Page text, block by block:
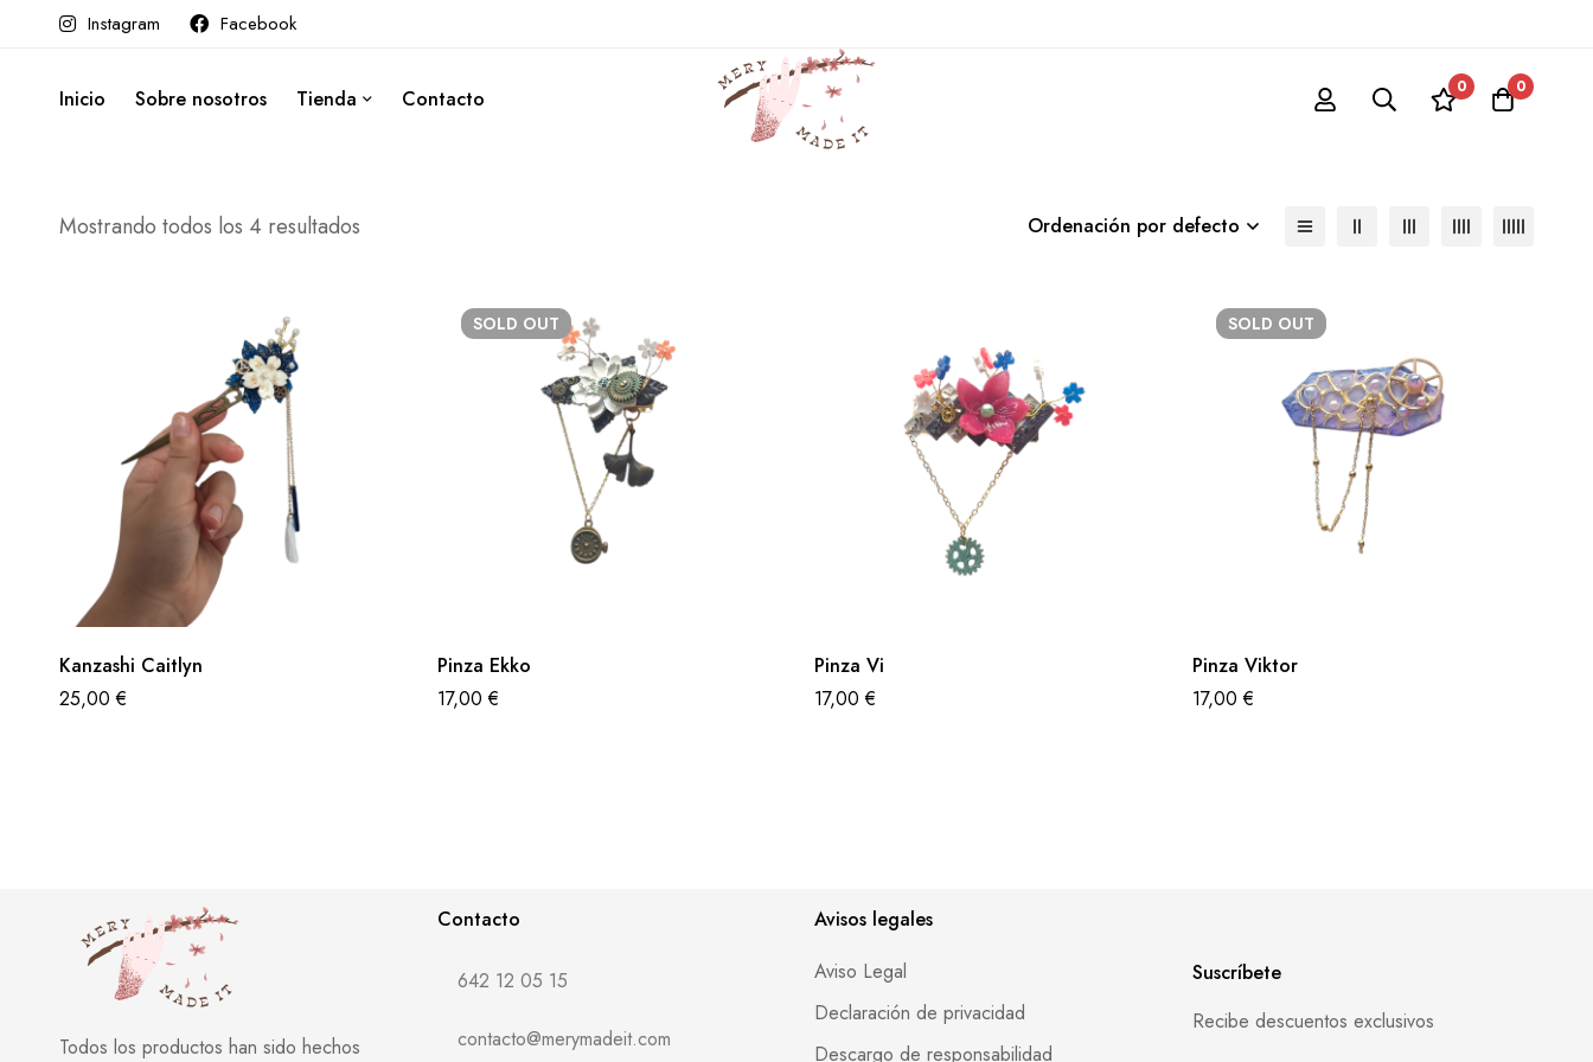
Instagram Facebook
Inicio Sobre nosotros Tienda Contacto 0 0
lol
Productos
Mostrando todos los 4 resultados Ordenación por defecto
Kanzashi Caitlyn
25,00€
SOLD OUT
Pinza Ekko
17,00€
Pinza Vi
17,00€
SOLD OUT
Pinza Viktor
17,00€
Todos los productos han sido hechos
Contacto
642 12 05 15
contacto@merymadeit.com
Avisos legales
Aviso Legal
Declaración de privacidad
Descargo de responsabilidad
Suscríbete
Recibe descuentos exclusivos